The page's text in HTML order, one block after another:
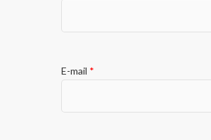
E-mail *